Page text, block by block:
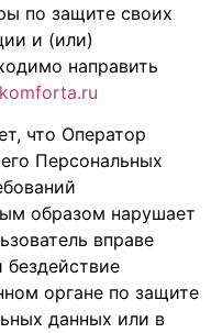
по защите своих
и (или)
направить
что Оператор
Персональных
образом нарушает
вправе
органе по защите
данных или в